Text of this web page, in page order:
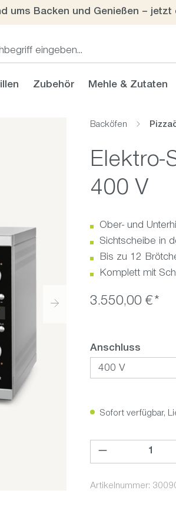
ums Backen und Genießen – jetzt
Zubehör Mehle & Zutaten
Backöfen
Elektro-
400 V
Ober- und
Sichtscheibe in
Bis zu 12
Komplett mit
3.550,00 €*
Anschluss
Sofort verfügbar,
Produkt Anzahl:
Artikelnummer: